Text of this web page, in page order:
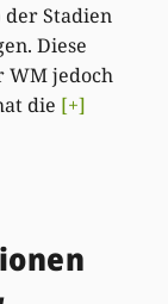
der Stadien
Diese
WM jedoch
die [+]